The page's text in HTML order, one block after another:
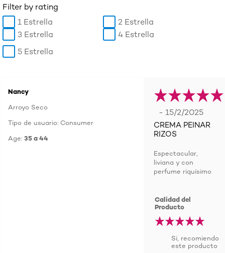
Filter by rating
1 Estrella
2 Estrella
3 Estrella
4 Estrella
5 Estrella
Nancy
Arroyo Seco
Tipo de usuario: Consumer
Age: 35 a 44
- 15/2/2025
CREMA PEINAR
RIZOS
Espectacular,
liviana y con
perfume riquísimo
Calidad del
Producto
Si, recomiendo
este producto